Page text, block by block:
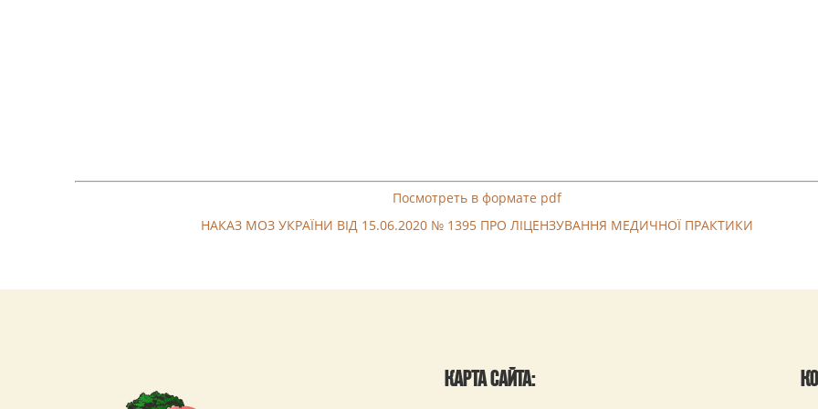
Посмотреть в формате pdf
НАКАЗ МОЗ УКРАЇНИ ВІД 15.06.2020 № 1395 ПРО ЛІЦЕНЗУВАННЯ МЕДИЧНОЇ ПРАКТИКИ
КАРТА САЙТА: